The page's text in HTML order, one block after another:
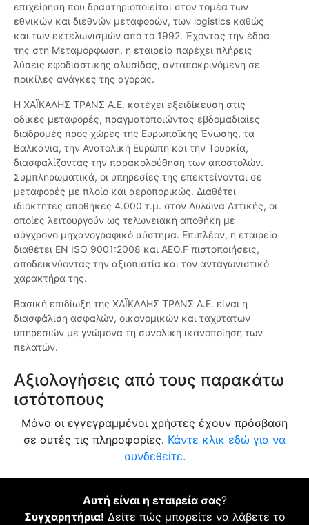
επιχείρηση που δραστηριοποιείται στον τομέα των
εθνικών και διεθνών μεταφορών, των logistics καθώς
και των εκτελωνισμών από το 1992. Έχοντας την έδρα
της στη Μεταμόρφωση, η εταιρεία παρέχει πλήρεις
λύσεις εφοδιαστικής αλυσίδας, ανταποκρινόμενη σε
ποικίλες ανάγκες της αγοράς.
Η ΧΑΪΚΑΛΗΣ ΤΡΑΝΣ Α.Ε. κατέχει εξειδίκευση στις
οδικές μεταφορές, πραγματοποιώντας εβδομαδιαίες
διαδρομές προς χώρες της Ευρωπαϊκής Ένωσης, τα
Βαλκάνια, την Ανατολική Ευρώπη και την Τουρκία,
διασφαλίζοντας την παρακολούθηση των αποστολών.
Συμπληρωματικά, οι υπηρεσίες της επεκτείνονται σε
μεταφορές με πλοίο και αεροπορικώς. Διαθέτει
ιδιόκτητες αποθήκες 4.000 τ.μ. στον Αυλώνα Αττικής, οι
οποίες λειτουργούν ως τελωνειακή αποθήκη με
σύγχρονο μηχανογραφικό σύστημα. Επιπλέον, η εταιρεία
διαθέτει EN ISO 9001:2008 και AEO.F πιστοποιήσεις,
αποδεικνύοντας την αξιοπιστία και τον ανταγωνιστικό
χαρακτήρα της.
Βασική επιδίωξη της ΧΑΪΚΑΛΗΣ ΤΡΑΝΣ Α.Ε. είναι η
διασφάλιση ασφαλών, οικονομικών και ταχύτατων
υπηρεσιών με γνώμονα τη συνολική ικανοποίηση των
πελατών.
Αξιολογήσεις από τους παρακάτω
ιστότοπους
Μόνο οι εγγεγραμμένοι χρήστες έχουν πρόσβαση
σε αυτές τις πληροφορίες. Κάντε κλικ εδώ για να
συνδεθείτε.
Αυτή είναι η εταιρεία σας?
Συγχαρητήρια! Δείτε πώς μπορείτε να λάβετε το